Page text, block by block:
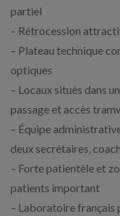
partiel
– Rétrocession
– Plateau technique
optiques
– Locaux situés dans
passage et accès
– Équipe
deux secrétaires,
– Forte patientèle et
patients important
– Laboratoire français